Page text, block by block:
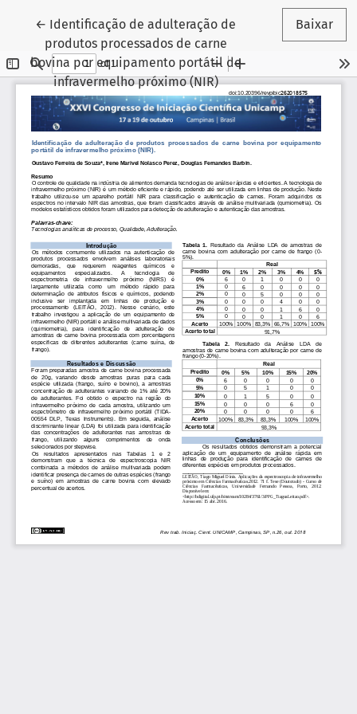
← Voltar aos Detalhes do Artigo
Identificação de adulteração de
produtos processados de carne
bovina por equipamento portátil de
infravermelho próximo (NIR)
Baixar